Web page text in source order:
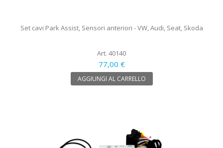
Set cavi Park Assist, Sensori anteriori - VW, Audi, Seat, Skoda
Art. 40140
77,00 €
AGGIUNGI AL CARRELLO